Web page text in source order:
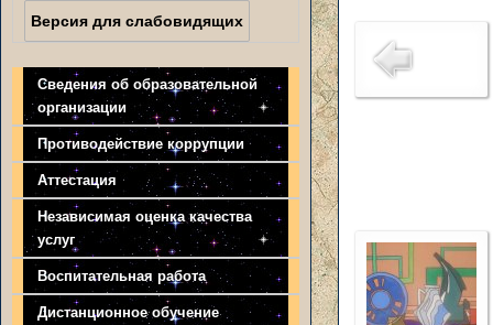
Версия для слабовидящих
Сведения об образовательной
организации
Противодействие коррупции
Аттестация
Независимая оценка качества
услуг
Воспитательная работа
Дистанционное обучение